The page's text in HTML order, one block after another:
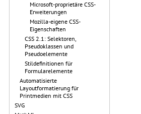
Microsoft-proprietäre CSS-
Erweiterungen
Mozilla-eigene CSS-
Eigenschaften
CSS 2.1: Selektoren,
Pseudoklassen und
Pseudoelemente
Stildefinitionen für
Formularelemente
Automatisierte
Layoutformatierung für
Printmedien mit CSS
SVG